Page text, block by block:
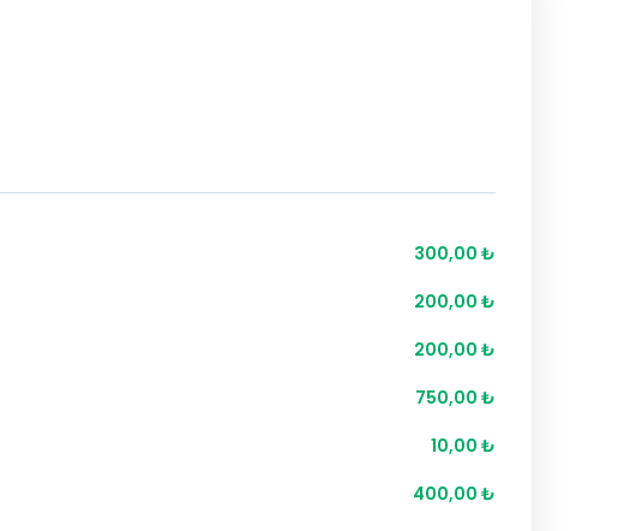
300,00 ₺
200,00 ₺
200,00 ₺
750,00 ₺
10,00 ₺
400,00 ₺